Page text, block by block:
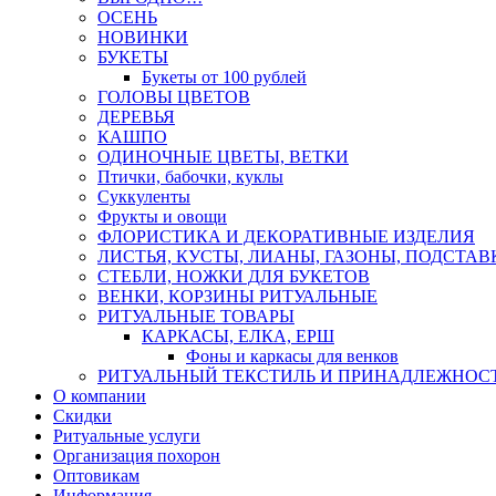
ОСЕНЬ
НОВИНКИ
БУКЕТЫ
Букеты от 100 рублей
ГОЛОВЫ ЦВЕТОВ
ДЕРЕВЬЯ
КАШПО
ОДИНОЧНЫЕ ЦВЕТЫ, ВЕТКИ
Птички, бабочки, куклы
Суккуленты
Фрукты и овощи
ФЛОРИСТИКА И ДЕКОРАТИВНЫЕ ИЗДЕЛИЯ
ЛИСТЬЯ, КУСТЫ, ЛИАНЫ, ГАЗОНЫ,
СТЕБЛИ, НОЖКИ ДЛЯ БУКЕТОВ
ВЕНКИ, КОРЗИНЫ РИТУАЛЬНЫЕ
РИТУАЛЬНЫЕ ТОВАРЫ
КАРКАСЫ, ЕЛКА, ЕРШ
Фоны и каркасы для венков
РИТУАЛЬНЫЙ ТЕКСТИЛЬ И
О компании
Скидки
Ритуальные услуги
Организация похорон
Оптовикам